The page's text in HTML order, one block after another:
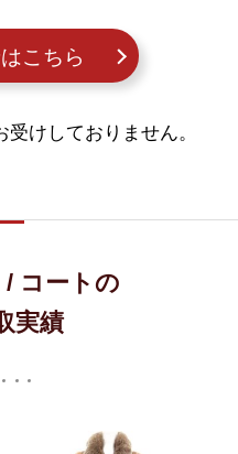
こちら
けしておりません。
コートの
実績